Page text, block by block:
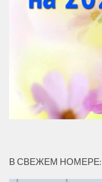
В СВЕЖЕМ НОМЕРЕ: